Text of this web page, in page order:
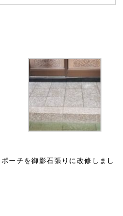
ーチを御影石張りに改修しまし